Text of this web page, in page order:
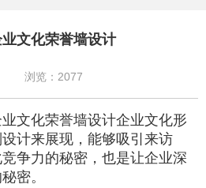
文化荣誉墙设计
浏览： 2077
业文化荣誉墙设计企业文化形
计来展现，能够吸引来访
争力的秘密，也是让企业深
密。